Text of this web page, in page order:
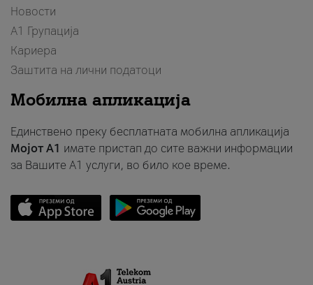
Новости
А1 Групација
Кариера
Заштита на лични податоци
Мобилна апликација
Единствено преку бесплатната мобилна апликација
Мојот A1 имате пристап до сите важни информации
за Вашите A1 услуги, во било кое време.